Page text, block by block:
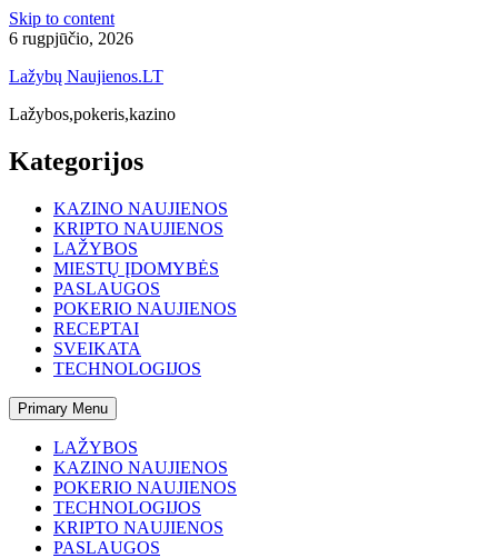
Skip to content
6 rugpjūčio, 2026
Lažybų Naujienos.LT
Lažybos,pokeris,kazino
Kategorijos
KAZINO NAUJIENOS
KRIPTO NAUJIENOS
LAŽYBOS
MIESTŲ ĮDOMYBĖS
PASLAUGOS
POKERIO NAUJIENOS
RECEPTAI
SVEIKATA
TECHNOLOGIJOS
Primary Menu
LAŽYBOS
KAZINO NAUJIENOS
POKERIO NAUJIENOS
TECHNOLOGIJOS
KRIPTO NAUJIENOS
PASLAUGOS